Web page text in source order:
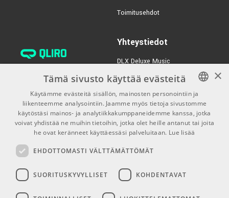
Toimitusehdot
Yhteystiedot
DLX Deluxe Music
verkkokaupan asiakaspalvelu:
tilaus@dlxmusic.fi
Puh: 0207 282240 (arkisin klo
13-17)
Puh: 0207 282250 (myymälä)
00580 Helsinki
Y-tunnus: 1983522-7
FINNISH
FINNISH
×
Tämä sivusto käyttää evästeitä
Käytämme evästeitä sisällön, mainosten personointiin ja
liikenteemme analysointiin. Jaamme myös tietoja sivustomme
käytöstäsi mainos- ja analytiikkakumppaneidemme kanssa, jotka
voivat yhdistää ne muihin tietoihin, jotka olet heille antanut tai joita
he ovat keränneet käyttäessäsi palveluitaan. Lue lisää
EHDOTTOMASTI VÄLTTÄMÄTTÖMÄT
SUORITUSKYVYLLISET KOHDENTAVAT